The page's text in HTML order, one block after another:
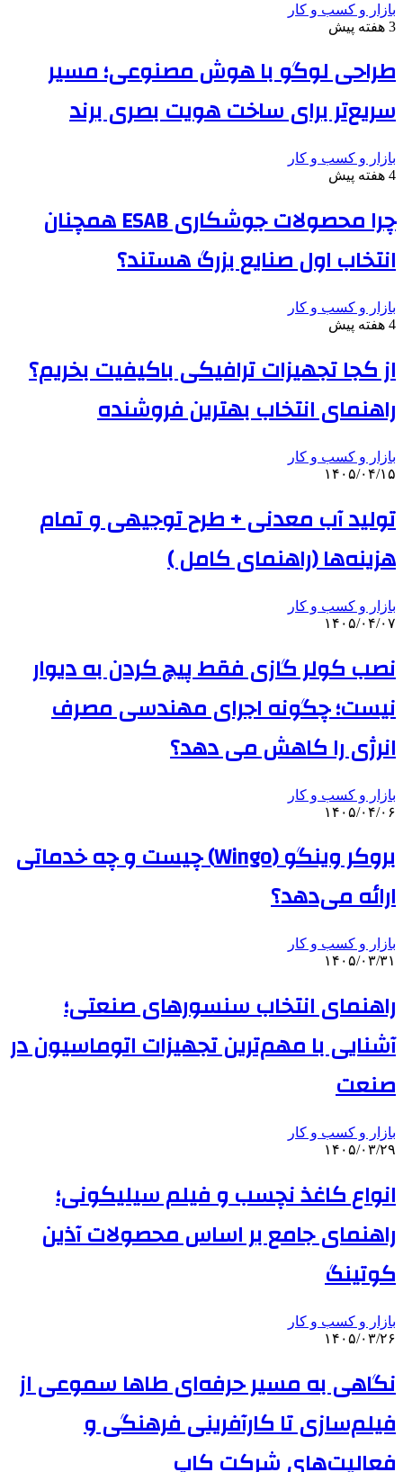
بازار و کسب و کار
3 هفته پیش
طراحی لوگو با هوش مصنوعی؛ مسیر
سریع‌تر برای ساخت هویت بصری برند
بازار و کسب و کار
4 هفته پیش
چرا محصولات جوشکاری ESAB همچنان
انتخاب اول صنایع بزرگ هستند؟
بازار و کسب و کار
4 هفته پیش
از کجا تجهیزات ترافیکی باکیفیت بخریم؟
راهنمای انتخاب بهترین فروشنده
بازار و کسب و کار
۱۴۰۵/۰۴/۱۵
تولید آب معدنی + طرح توجیهی و تمام
هزینه‌ها (راهنمای کامل )
بازار و کسب و کار
۱۴۰۵/۰۴/۰۷
نصب کولر گازی فقط پیچ کردن به دیوار
نیست؛ چگونه اجرای مهندسی مصرف
انرژی را کاهش می دهد؟
بازار و کسب و کار
۱۴۰۵/۰۴/۰۶
بروکر وینگو (Wingo) چیست و چه خدماتی
ارائه می‌دهد؟
بازار و کسب و کار
۱۴۰۵/۰۳/۳۱
راهنمای انتخاب سنسورهای صنعتی؛
آشنایی با مهم‌ترین تجهیزات اتوماسیون در
صنعت
بازار و کسب و کار
۱۴۰۵/۰۳/۲۹
انواع کاغذ نچسب و فیلم سیلیکونی؛
راهنمای جامع بر اساس محصولات آذین
کوتینگ
بازار و کسب و کار
۱۴۰۵/۰۳/۲۶
نگاهی به مسیر حرفه‌ای طاها سموعی از
فیلم‌سازی تا کارآفرینی فرهنگی و
فعالیت‌های شرکت کاپ